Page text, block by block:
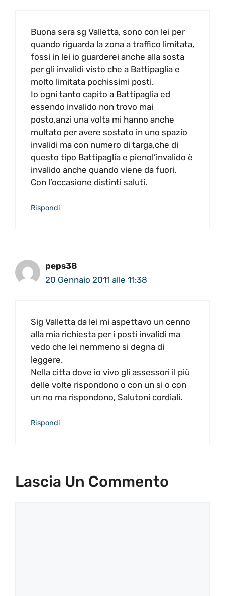
Buona sera sg Valletta, sono con lei per
quando riguarda la zona a traffico limitata,
fossi in lei io guarderei anche alla sosta
per gli invalidi visto che a Battipaglia e
molto limitata pochissimi posti.
Io ogni tanto capito a Battipaglia ed
essendo invalido non trovo mai
posto,anzi una volta mi hanno anche
multato per avere sostato in uno spazio
invalidi ma con numero di targa,che di
questo tipo Battipaglia e pienol’invalido è
invalido anche quando viene da fuori.
Con l’occasione distinti saluti.
Rispondi
peps38
20 Gennaio 2011 alle 11:38
Sig Valletta da lei mi aspettavo un cenno
alla mia richiesta per i posti invalidi ma
vedo che lei nemmeno si degna di
leggere.
Nella citta dove io vivo gli assessori il più
delle volte rispondono o con un si o con
un no ma rispondono, Salutoni cordiali.
Rispondi
Lascia Un Commento